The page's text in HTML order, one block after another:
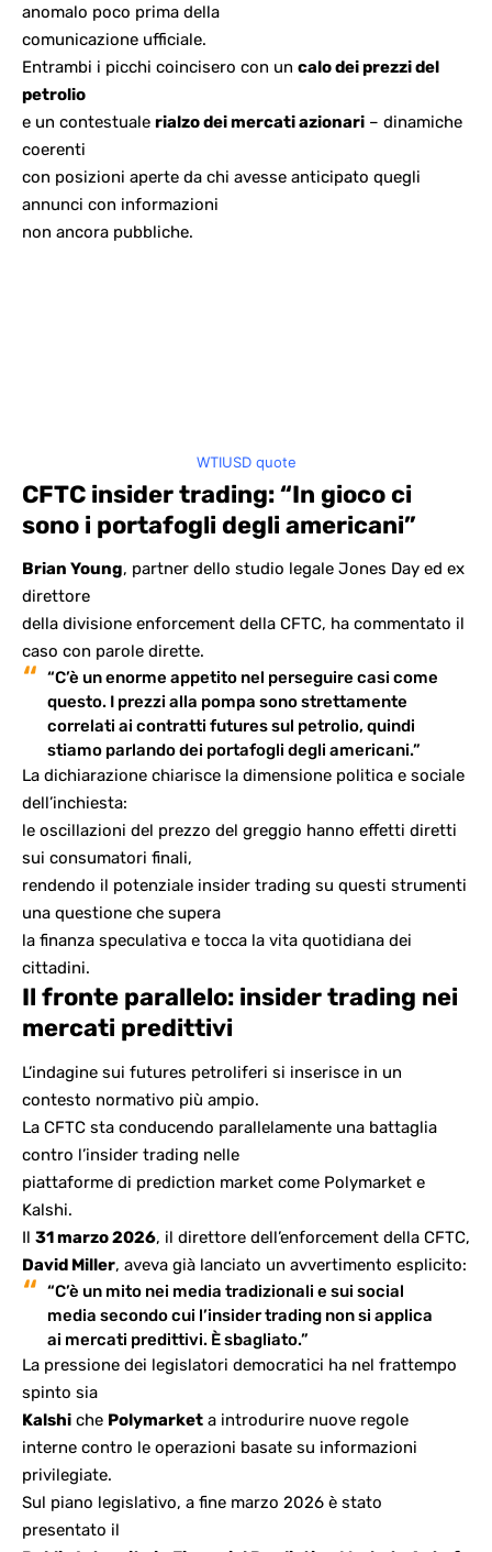
anomalo poco prima della
comunicazione ufficiale.
Entrambi i picchi coincisero con un calo dei prezzi del
petrolio
e un contestuale rialzo dei mercati azionari – dinamiche
coerenti
con posizioni aperte da chi avesse anticipato quegli
annunci con informazioni
non ancora pubbliche.
WTIUSD quote
CFTC insider trading: “In gioco ci
sono i portafogli degli americani”
Brian Young, partner dello studio legale Jones Day ed ex
direttore
della divisione enforcement della CFTC, ha commentato il
caso con parole dirette.
“C’è un enorme appetito nel perseguire casi come
questo. I prezzi alla pompa sono strettamente
correlati ai contratti futures sul petrolio, quindi
stiamo parlando dei portafogli degli americani.”
La dichiarazione chiarisce la dimensione politica e sociale
dell’inchiesta:
le oscillazioni del prezzo del greggio hanno effetti diretti
sui consumatori finali,
rendendo il potenziale insider trading su questi strumenti
una questione che supera
la finanza speculativa e tocca la vita quotidiana dei
cittadini.
Il fronte parallelo: insider trading nei
mercati predittivi
L’indagine sui futures petroliferi si inserisce in un
contesto normativo più ampio.
La CFTC sta conducendo parallelamente una battaglia
contro l’insider trading nelle
piattaforme di prediction market come Polymarket e
Kalshi.
Il 31 marzo 2026, il direttore dell’enforcement della CFTC,
David Miller, aveva già lanciato un avvertimento esplicito:
“C’è un mito nei media tradizionali e sui social
media secondo cui l’insider trading non si applica
ai mercati predittivi. È sbagliato.”
La pressione dei legislatori democratici ha nel frattempo
spinto sia
Kalshi che Polymarket a introdurire nuove regole
interne contro le operazioni basate su informazioni
privilegiate.
Sul piano legislativo, a fine marzo 2026 è stato
presentato il